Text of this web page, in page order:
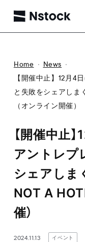
Home
News
【開催中止】12月4
と失敗をシェアしま
（オンライン開催）
【開催中止
アントレプ
シェアしま
NOT A
催）
2024.11.13 イベント